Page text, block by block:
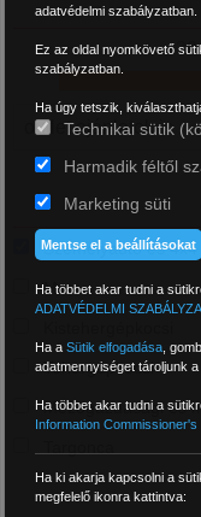
Személyautó és 4x4
Motor
Tehergépkocsi
Mezőgazdasági és
adatvédelmi szabályzatban.
Ez az oldal nyomkövető
szabályzatban.
Ha úgy tetszik,
Technikai sütik
Harmadik féltől
Marketing süti
Mentse el a beállításokat
Ha többet akar tudni a
ADATVÉDELMI
Ha aSütik elfogadása ,
adatmennyiséget tároljunk
Ha többet akar tudni a
Information Commissioner's
Ha ki akarja kapcsolni a
megfelelő ikonra kattintva: